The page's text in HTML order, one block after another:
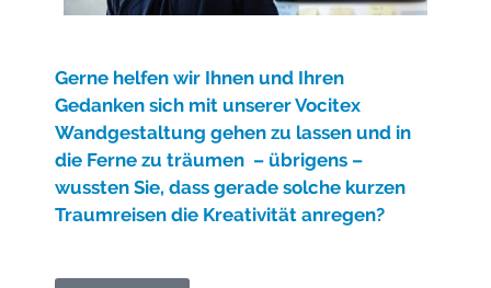
Gerne helfen wir Ihnen und Ihren
Gedanken sich mit unserer Vocitex
Wandgestaltung gehen zu lassen und in
die Ferne zu träumen – übrigens –
wussten Sie, dass gerade solche kurzen
Traumreisen die Kreativität anregen?